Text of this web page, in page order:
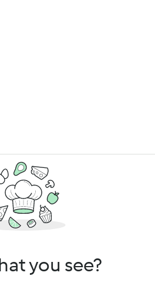
you see?